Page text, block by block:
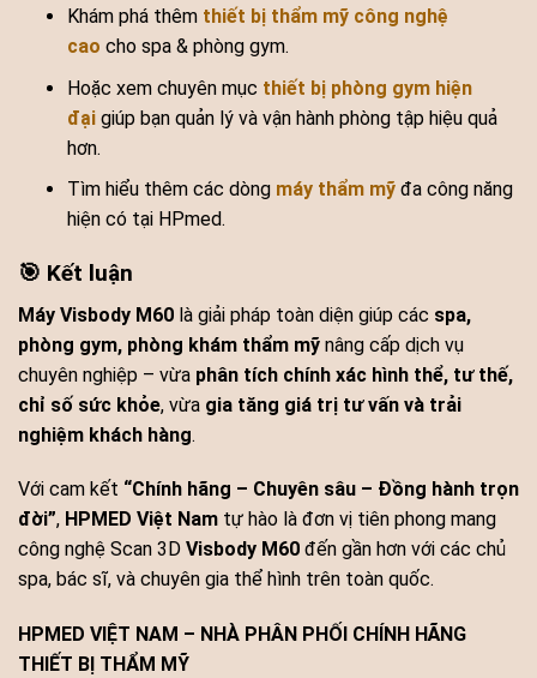
Khám phá thêm thiết bị thẩm mỹ công nghệ
cao cho spa & phòng gym.
Hoặc xem chuyên mục thiết bị phòng gym hiện
đạigiúp bạn quản lý và vận hành phòng tập hiệu quả
hơn.
Tìm hiểu thêm các dòng máy thẩm mỹđa công năng
hiện có tại HPmed.
🎯 Kết luận
Máy Visbody M60 là giải pháp toàn diện giúp các spa,
phòng gym, phòng khám thẩm mỹ nâng cấp dịch vụ
chuyên nghiệp – vừa phân tích chính xác hình thể, tư thế,
chỉ số sức khỏe, vừa gia tăng giá trị tư vấn và trải
nghiệm khách hàng.
Với cam kết “Chính hãng – Chuyên sâu – Đồng hành trọn
đời”, HPMED Việt Nam tự hào là đơn vị tiên phong mang
công nghệ Scan 3D Visbody M60 đến gần hơn với các chủ
spa, bác sĩ, và chuyên gia thể hình trên toàn quốc.
HPMED VIỆT NAM – NHÀ PHÂN PHỐI CHÍNH HÃNG
THIẾT BỊ THẨM MỸ